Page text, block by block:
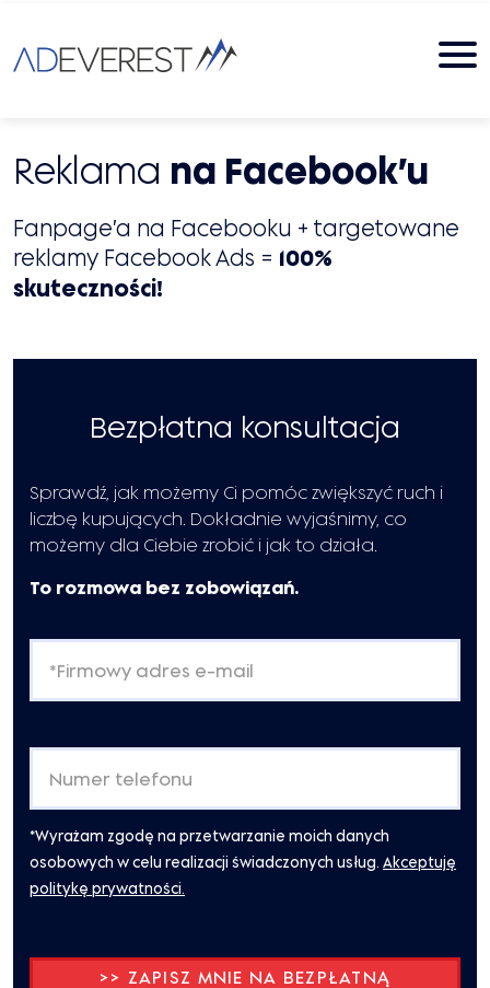
Reklama na Facebook’u
Fanpage’a na Facebooku + targetowane
reklamy Facebook Ads = 100%
skuteczności!
Bezpłatna konsultacja
Sprawdź, jak możemy Ci pomóc zwiększyć ruch i
liczbę kupujących. Dokładnie wyjaśnimy, co
możemy dla Ciebie zrobić i jak to działa.
To rozmowa bez zobowiązań.
*Wyrażam zgodę na przetwarzanie moich danych
osobowych w celu realizacji świadczonych usług. Akceptuję
politykę prywatności.